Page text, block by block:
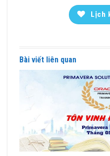
Lịch
Bài viết liên quan